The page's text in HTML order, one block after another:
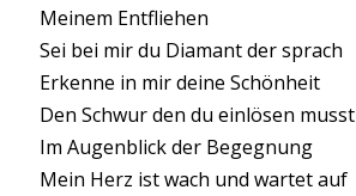
Meinem Entfliehen
Sei bei mir du Diamant der sprach
Erkenne in mir deine Schönheit
Den Schwur den du einlösen musst
Im Augenblick der Begegnung
Mein Herz ist wach und wartet auf